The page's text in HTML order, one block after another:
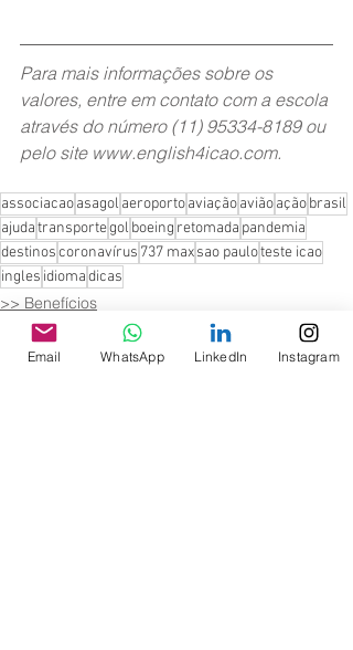
Para mais informações sobre os
valores, entre em contato com a escola
através do número (11) 95334-8189 ou
pelo site www.english4icao.com.
associacaoasagol aeroportoaviaçãoaviãoaçãobrasil
ajudatransportegol boeing retomada pandemia
destinoscoronavírus 737 maxsao pauloteste icao
ingles idiomadicas
>> Benefícios
Teste ICAO
Email WhatsApp LinkedIn Instagram